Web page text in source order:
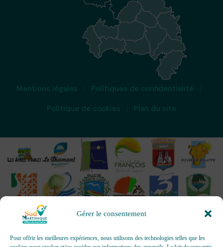
Gérer le consentement
Pour offrir les meilleures expériences, nous utilisons des technologies telles que les
Mentions légales
Politiques de confidentialité
Politique de cookies
Plan du site